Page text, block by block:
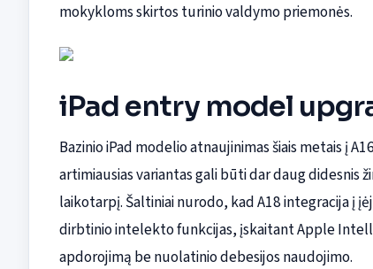
mokykloms skirtos turinio valdymo priemonės.
iPad entry model
Bazinio iPad modelio atnaujinimas šiais metais į
artimiausias variantas gali būti dar daug didesnis
laikotarpį. Šaltiniai nurodo, kad A18 integracija į
dirbtinio intelekto funkcijas, įskaitant Apple
apdorojimą be nuolatinio debesijos naudojimo.